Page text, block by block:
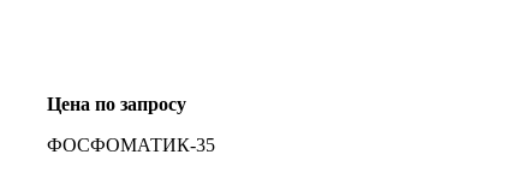
Цена по запросу
ФОСФОМАТИК-35